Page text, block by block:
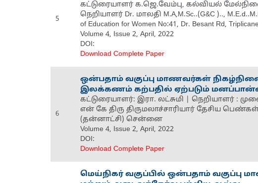
5
கட்டுரையாளர் க.ஜெ.வேம்பு, கல்வியல்
நெறியாளர் Dr. மாலதி M.A,M.Sc..(G&C )..,
of Education for Women No:41, Dr. Besant Rd,
Volume 4, Issue 2, April, 2022
DOI:
Download Complete Paper
6
ஒன்பதாம் வகுப்பு மாணவர்கள்
இலக்கணம் கற்பதில் ஏற்படும்
கட்டுரையாளர்: இரா. லட்சுமி | நெறியாளர் :
என் கே திரு திருமலாச்சாரியார் தேசிய
(தன்னாட்சி) சென்னை
Volume 4, Issue 2, April, 2022
DOI:
Download Complete Paper
மெய்நிகர் வகுப்பில் ஒன்பதாம்